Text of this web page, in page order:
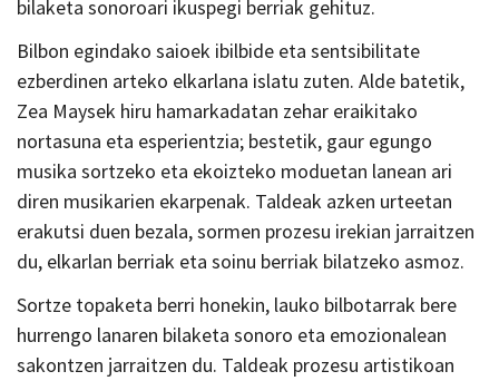
bilaketa sonoroari ikuspegi berriak gehituz.
Bilbon egindako saioek ibilbide eta sentsibilitate
ezberdinen arteko elkarlana islatu zuten. Alde batetik,
Zea Maysek hiru hamarkadatan zehar eraikitako
nortasuna eta esperientzia; bestetik, gaur egungo
musika sortzeko eta ekoizteko moduetan lanean ari
diren musikarien ekarpenak. Taldeak azken urteetan
erakutsi duen bezala, sormen prozesu irekian jarraitzen
du, elkarlan berriak eta soinu berriak bilatzeko asmoz.
Sortze topaketa berri honekin, lauko bilbotarrak bere
hurrengo lanaren bilaketa sonoro eta emozionalean
sakontzen jarraitzen du. Taldeak prozesu artistikoan